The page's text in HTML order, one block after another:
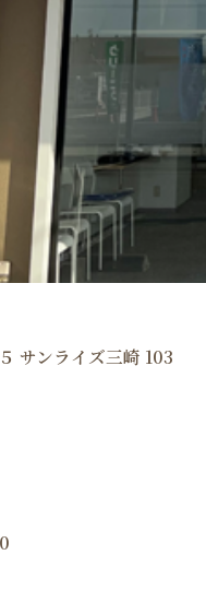
サンライズ三崎 103